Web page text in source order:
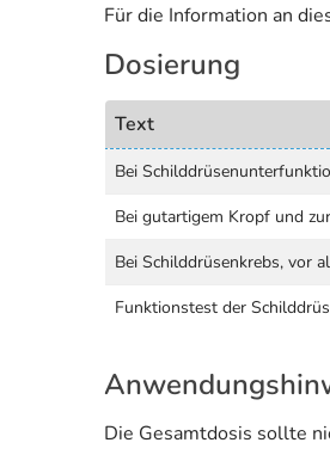
Für die Information an
Dosierung
Text
Bei
Bei gutartigem Kropf und
Bei Schilddrüsenkrebs, vor
Funktionstest der
Die Gesamtdosis sollte